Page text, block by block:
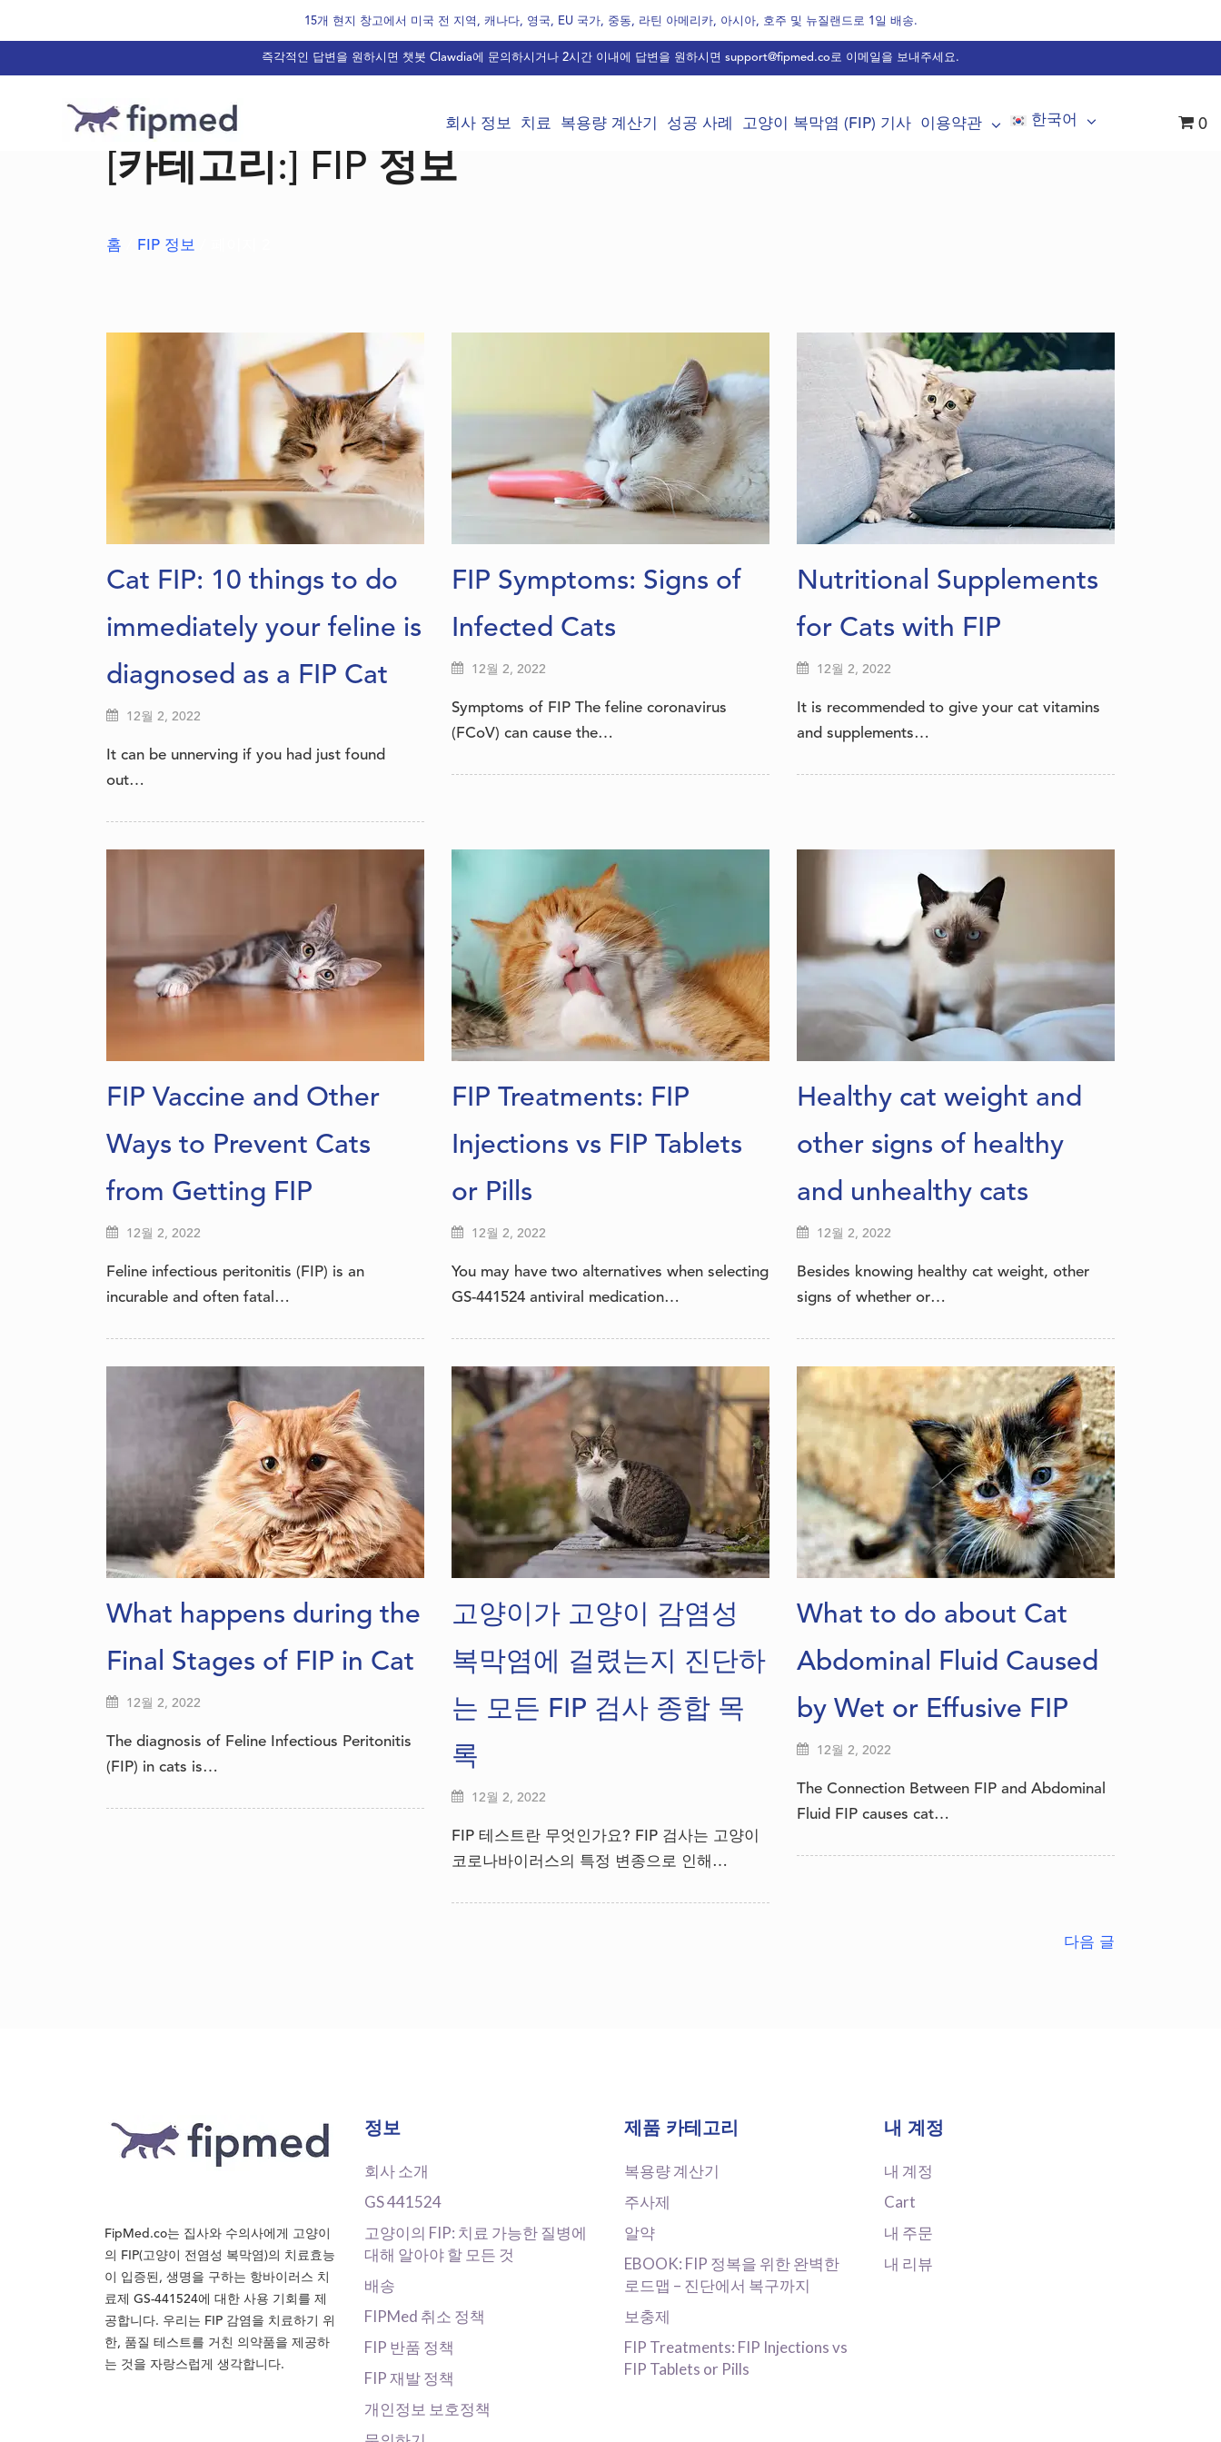
15개 현지 창고에서 미국 전 지역, 캐나다, 영국, EU 국가, 중동, 라틴 아메리카, 아시아, 호주 및 뉴질랜드로 1일 배송.
즉각적인 답변을 원하시면 챗봇 Clawdia에 문의하시거나 2시간 이내에 답변을 원하시면 support@fipmed.co로 이메일을 보내주세요.
회사 정보 치료 복용량 계산기 성공 사례 고양이 복막염 (FIP) 기사 이용약관 한국어
독어
헝가리어
브라질 포르투갈어
로마니아어
스페인어
일어
체코슬로바키아어
스웨덴어
0
[카테고리:] FIP 정보
홈 FIP 정보
Cat FIP: 10 things to do
immediately your feline is
diagnosed as a FIP Cat
12월 2, 2022
It can be unnerving if you had just found
out…
FIP Symptoms: Signs of
Infected Cats
12월 2, 2022
Symptoms of FIP The feline coronavirus
(FCoV) can cause the…
Nutritional Supplements
for Cats with FIP
12월 2, 2022
It is recommended to give your cat vitamins
and supplements…
FIP Vaccine and Other
Ways to Prevent Cats
from Getting FIP
12월 2, 2022
Feline infectious peritonitis (FIP) is an
incurable and often fatal…
FIP Treatments: FIP
Injections vs FIP Tablets
or Pills
12월 2, 2022
You may have two alternatives when selecting
GS-441524 antiviral medication…
Healthy cat weight and
other signs of healthy
and unhealthy cats
12월 2, 2022
Besides knowing healthy cat weight, other
signs of whether or…
What happens during the
Final Stages of FIP in Cat
12월 2, 2022
The diagnosis of Feline Infectious Peritonitis
(FIP) in cats is…
고양이가 고양이 감염성
복막염에 걸렸는지 진단하
는 모든 FIP 검사 종합 목
록
12월 2, 2022
FIP 테스트란 무엇인가요? FIP 검사는 고양이
코로나바이러스의 특정 변종으로 인해…
What to do about Cat
Abdominal Fluid Caused
by Wet or Effusive FIP
12월 2, 2022
The Connection Between FIP and Abdominal
Fluid FIP causes cat…
션
다음 글
FipMed.co는 집사와 수의사에게 고양이
의 FIP(고양이 전염성 복막염)의 치료효능
이 입증된, 생명을 구하는 항바이러스 치
료제 GS-441524에 대한 사용 기회를 제
공합니다. 우리는 FIP 감염을 치료하기 위
한, 품질 테스트를 거친 의약품을 제공하
는 것을 자랑스럽게 생각합니다.
정보
회사 소개
GS 441524
고양이의 FIP: 치료 가능한 질병에
대해 알아야 할 모든 것
배송
FIPMed 취소 정책
FIP 반품 정책
FIP 재발 정책
개인정보 보호정책
제품 카테고리
복용량 계산기
주사제
알약
EBOOK: FIP 정복을 위한 완벽한
로드맵 – 진단에서 복구까지
보충제
FIP Treatments: FIP Injections vs
FIP Tablets or Pills
내 계정
내 계정
Cart
내 주문
내 리뷰